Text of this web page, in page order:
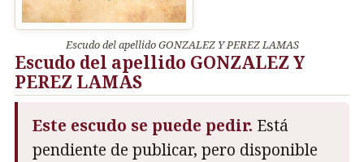
Escudo del apellido GONZALEZ Y PEREZ LAMAS
Escudo del apellido GONZALEZ Y
PEREZ LAMAS
Este escudo se puede pedir. Está
pendiente de publicar, pero disponible